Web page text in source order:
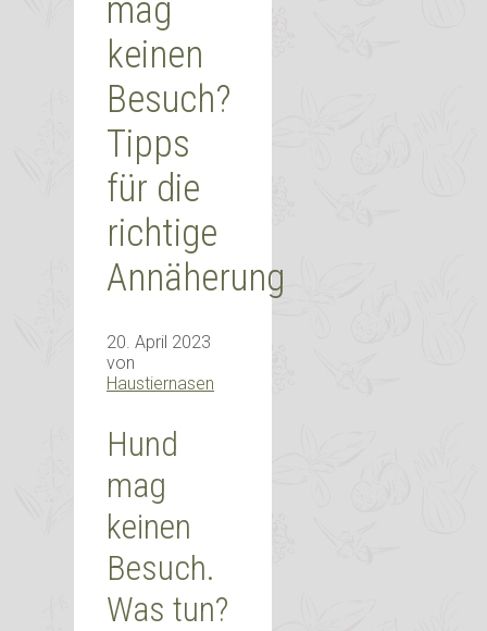
mag
keinen
Besuch?
Tipps
für die
richtige
Annäherung
20. April 2023
von
Haustiernasen
Hund
mag
keinen
Besuch.
Was tun?